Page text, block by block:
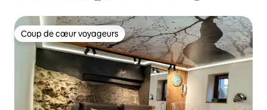
Coup de cœur voyageurs
Coup de cœur voyageurs